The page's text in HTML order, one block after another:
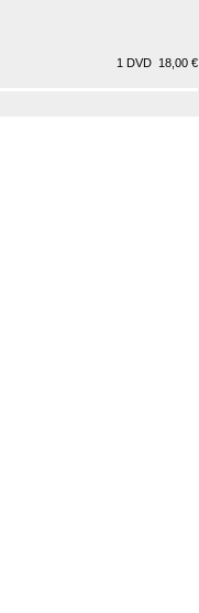
1 DVD 18,00 €